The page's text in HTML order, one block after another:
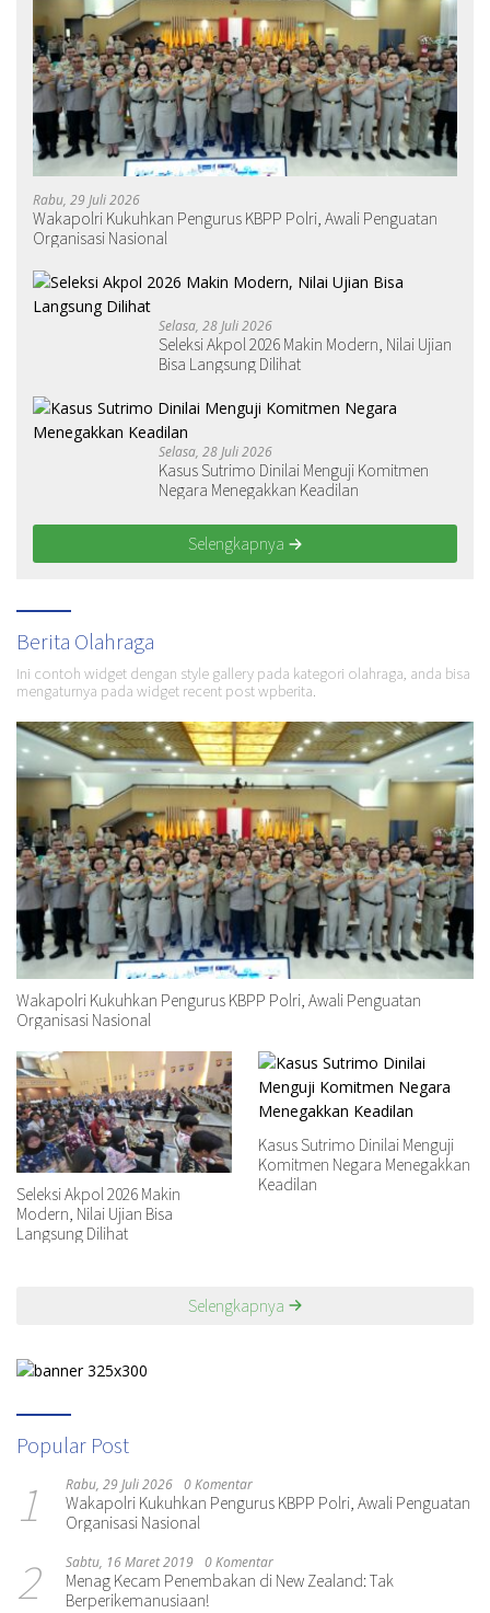
Rabu, 29 Juli 2026
Wakapolri Kukuhkan Pengurus KBPP Polri, Awali Penguatan
Organisasi Nasional
Selasa, 28 Juli 2026
Seleksi Akpol 2026 Makin Modern, Nilai Ujian
Bisa Langsung Dilihat
Selasa, 28 Juli 2026
Kasus Sutrimo Dinilai Menguji Komitmen
Negara Menegakkan Keadilan
Selengkapnya
Berita Olahraga
Ini contoh widget dengan style gallery pada kategori olahraga, anda bisa
mengaturnya pada widget recent post wpberita.
Wakapolri Kukuhkan Pengurus KBPP Polri, Awali Penguatan
Organisasi Nasional
Seleksi Akpol 2026 Makin
Modern, Nilai Ujian Bisa
Langsung Dilihat
Kasus Sutrimo Dinilai Menguji
Komitmen Negara Menegakkan
Keadilan
Selengkapnya
Popular Post
1 Rabu, 29 Juli 2026 0 Komentar
Wakapolri Kukuhkan Pengurus KBPP Polri, Awali Penguatan
Organisasi Nasional
2 Sabtu, 16 Maret 2019 0 Komentar
Menag Kecam Penembakan di New Zealand: Tak
Berperikemanusiaan!